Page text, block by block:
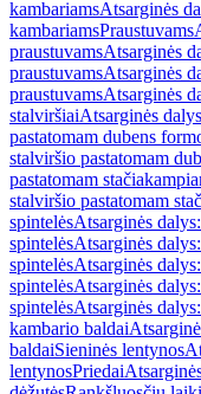
kambariamsAtsarginės
kambariamsPraustuvams
praustuvamsAtsarginės
praustuvamsAtsarginės
praustuvamsAtsarginės
stalviršiaiAtsarginės
pastatomam dubens
stalviršio pastatomam
pastatomam
stalviršio pastatomam
spintelėsAtsarginės
spintelėsAtsarginės
spintelėsAtsarginės
spintelėsAtsarginės
spintelėsAtsarginės
kambario baldai
baldaiSieninės lentynos
lentynosPriedai